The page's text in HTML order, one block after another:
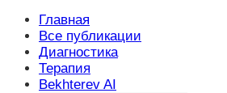
Главная
Все публикации
Диагностика
Терапия
Bekhterev AI